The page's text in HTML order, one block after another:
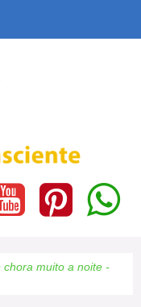
chora muito a noite -
site,